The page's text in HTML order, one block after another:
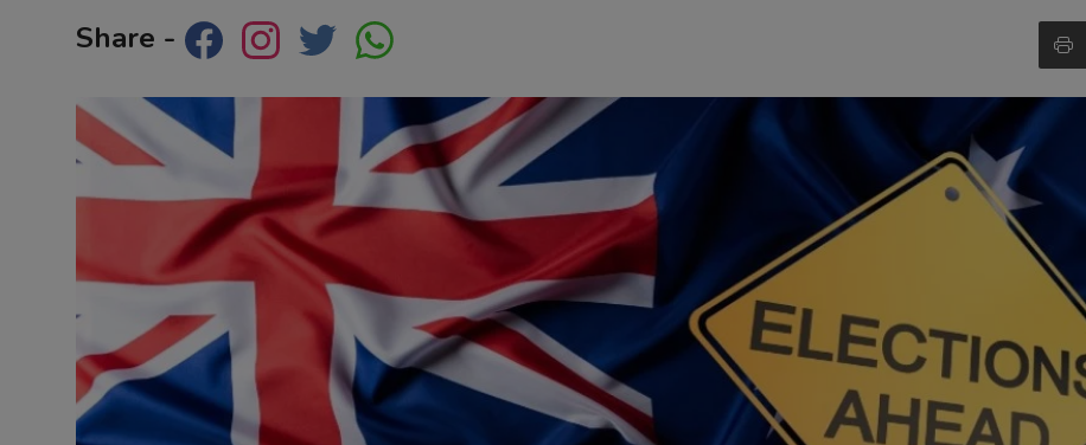
Contact
Share -